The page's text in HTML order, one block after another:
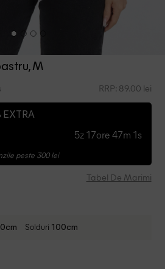
M
RRP: 89.00 lei
EXTRA
5z 17ore 47m 1s
peste 300 lei
Tabel De Marimi
Solduri 100cm